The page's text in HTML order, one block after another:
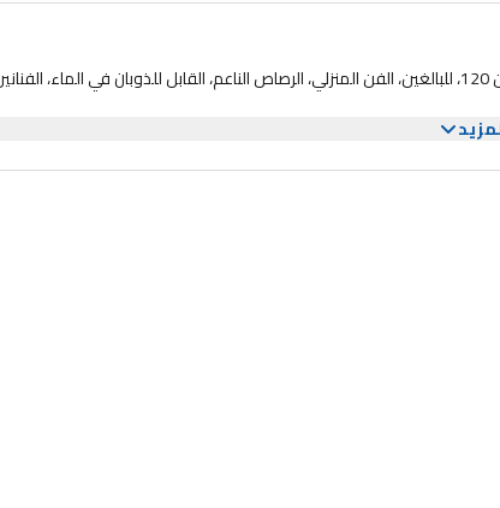
أقلام الرصاص المائية الناعمة من كاران داش سوبراكولور، متعددة الألوان، علبة من 120، للبالغين، الفن المنزلي، الرصاص الناعم، القابل للذوبان في الماء،